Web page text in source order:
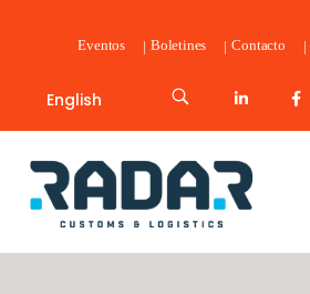
Eventos Boletines Contacto
English
Radar Customs & Logistics